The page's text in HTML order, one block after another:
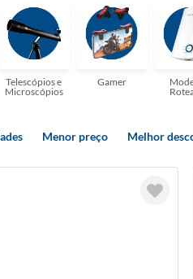
Telescópios e
Microscópios
Gamer
Menor preço Melhor